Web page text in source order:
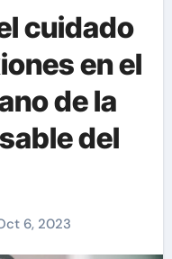
cuidado
en el
de la
del
6, 2023